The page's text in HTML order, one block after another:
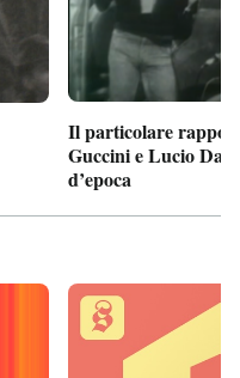
Il particolare
Guccini e Lucio
d’epoca